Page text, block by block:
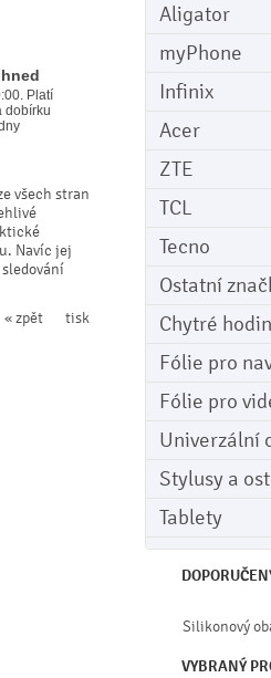
Aligator
myPhone
Infinix
Acer
ZTE
TCL
Tecno
Ostatní
Chytré
Fólie pro
Fólie pro
Univerzální
Stylusy a
Tablety
Silikonový
VYBRANÝ
Platí
dobírku
všech stran
Navíc jej
tisk
« zpět